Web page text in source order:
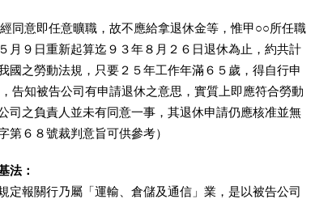
意即任意曠職，故不應給拿退休金等，惟甲○○所任職
月９日重新起算迄９３年８月２６日退休為止，約共計
國之勞動法規，只要２５年工作年滿６５歲，得自行申
告知被告公司有申請退休之意思，實質上即應符合勞動
司之負責人並未有同意一事，其退休申請仍應核准並無
第６８號裁判意旨可供參考）
法：
報關行乃屬「運輸、倉儲及通信」業，是以被告公司